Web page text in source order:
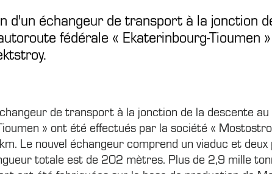
d'un échangeur de transport à la jonction
fédérale « Ekaterinbourg-Tioumen
de transport à la jonction de la descente
» ont été effectués par la société «
Le nouvel échangeur comprend un viaduc et
totale est de 202 mètres. Plus de 2,9 mille